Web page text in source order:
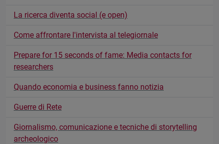
La ricerca diventa social (e open)
Come affrontare l'intervista al telegiornale
Prepare for 15 seconds of fame: Media contacts for
researchers
Quando economia e business fanno notizia
Guerre di Rete
Giornalismo, comunicazione e tecniche di storytelling
archeologico